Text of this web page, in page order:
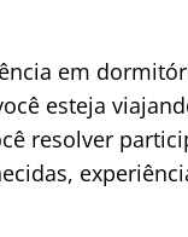
em
esteja
resolver